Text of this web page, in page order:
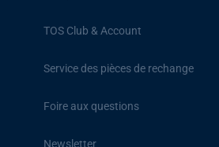
TOS Club & Account
Service des pièces de rechange
Foire aux questions
Newsletter